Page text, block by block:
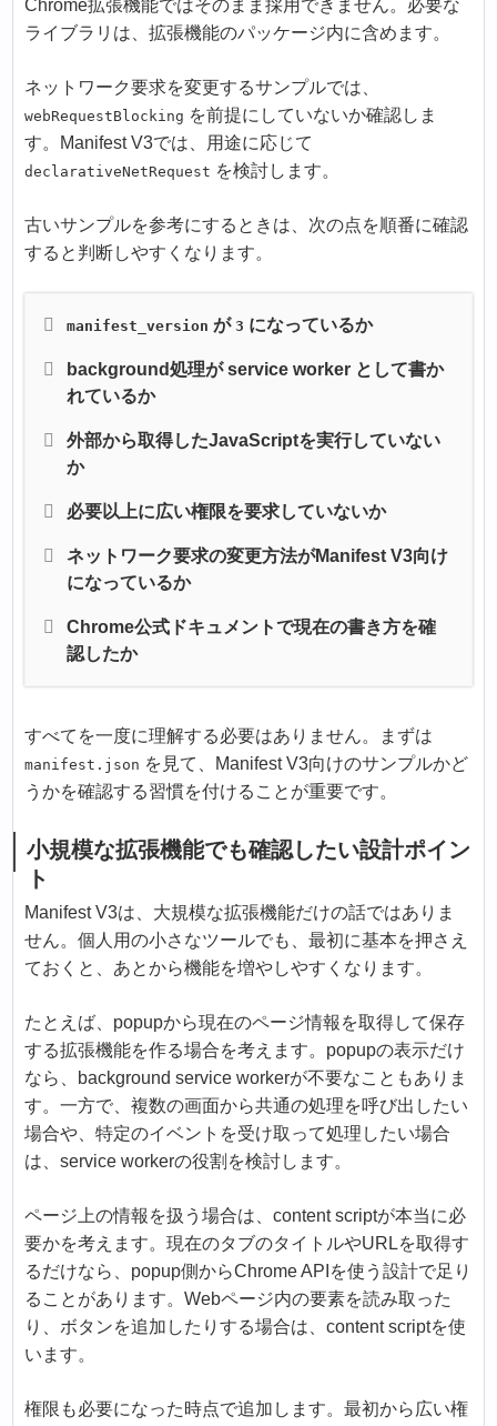
Chrome拡張機能ではそのまま採用できません。必要な
ライブラリは、拡張機能のパッケージ内に含めます。
ネットワーク要求を変更するサンプルでは、
webRequestBlocking を前提にしていないか確認しま
す。Manifest V3では、用途に応じて
declarativeNetRequest を検討します。
古いサンプルを参考にするときは、次の点を順番に確認
すると判断しやすくなります。
manifest_version が 3 になっているか
background処理が service worker として書か
れているか
外部から取得したJavaScriptを実行していない
か
必要以上に広い権限を要求していないか
ネットワーク要求の変更方法がManifest V3向け
になっているか
Chrome公式ドキュメントで現在の書き方を確
認したか
すべてを一度に理解する必要はありません。まずは
manifest.json を見て、Manifest V3向けのサンプルかど
うかを確認する習慣を付けることが重要です。
小規模な拡張機能でも確認したい設計ポイン
ト
Manifest V3は、大規模な拡張機能だけの話ではありま
せん。個人用の小さなツールでも、最初に基本を押さえ
ておくと、あとから機能を増やしやすくなります。
たとえば、popupから現在のページ情報を取得して保存
する拡張機能を作る場合を考えます。popupの表示だけ
なら、background service workerが不要なこともありま
す。一方で、複数の画面から共通の処理を呼び出したい
場合や、特定のイベントを受け取って処理したい場合
は、service workerの役割を検討します。
ページ上の情報を扱う場合は、content scriptが本当に必
要かを考えます。現在のタブのタイトルやURLを取得す
るだけなら、popup側からChrome APIを使う設計で足り
ることがあります。Webページ内の要素を読み取った
り、ボタンを追加したりする場合は、content scriptを使
います。
権限も必要になった時点で追加します。最初から広い権